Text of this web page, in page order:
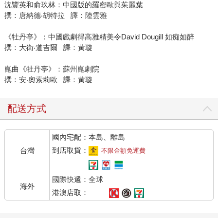
沈豐英和俞玖林：中國版的羅密歐與茱麗葉
撰：唐納德‧胡特拉 譯：陸雲雅
《牡丹亭》：中國戲劇得高雅精美令David Dougill 如痴如醉
撰：大衛‧道吉爾 譯：黃璇
崑曲《牡丹亭》：蘇州崑劇院
撰：安‧奧索莉歐 譯：黃璇
配送方式
台灣
國內宅配：本島、離島
到店取貨：
不限金額免運費
海外
國際快遞：全球
港澳店取：